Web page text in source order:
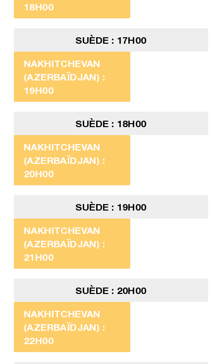
18H00
SUÈDE : 17H00
NAKHITCHEVAN
(AZERBAÏDJAN) :
19H00
SUÈDE : 18H00
NAKHITCHEVAN
(AZERBAÏDJAN) :
20H00
SUÈDE : 19H00
NAKHITCHEVAN
(AZERBAÏDJAN) :
21H00
SUÈDE : 20H00
NAKHITCHEVAN
(AZERBAÏDJAN) :
22H00